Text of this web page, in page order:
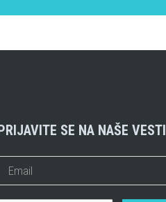
SE NA NAŠE VESTI